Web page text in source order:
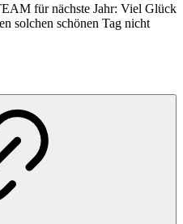
für nächste Jahr: Viel Glück
solchen schönen Tag nicht